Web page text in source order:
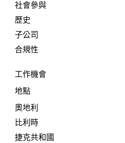
社會參與
歷史
子公司
合規性
工作機會
地點
奧地利
比利時
捷克共和國